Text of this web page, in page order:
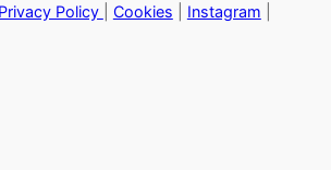
Privacy Policy Cookies Instagram